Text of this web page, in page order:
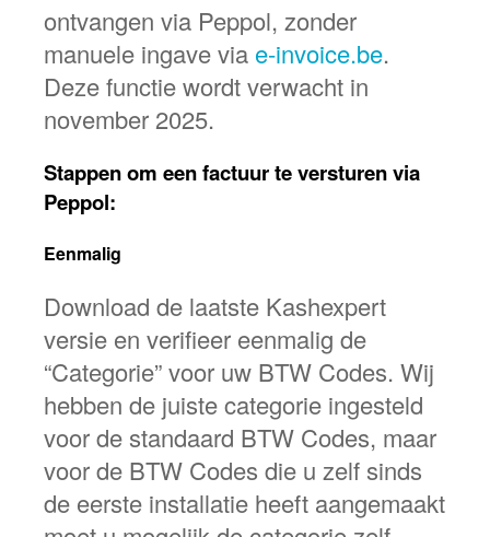
ontvangen via Peppol, zonder
manuele ingave via e-invoice.be.
Deze functie wordt verwacht in
november 2025.
Stappen om een factuur te versturen via
Peppol:
Eenmalig
Download de laatste Kashexpert
versie en verifieer eenmalig de
“Categorie” voor uw BTW Codes. Wij
hebben de juiste categorie ingesteld
voor de standaard BTW Codes, maar
voor de BTW Codes die u zelf sinds
de eerste installatie heeft aangemaakt